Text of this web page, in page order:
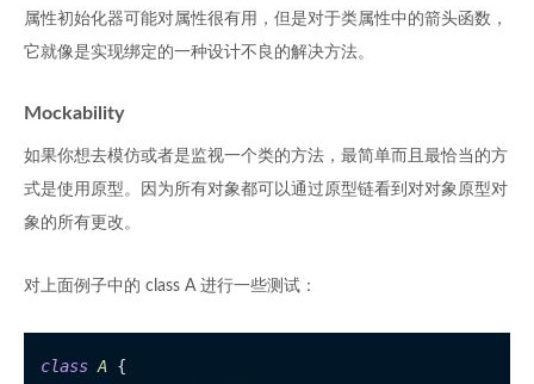
属性初始化器可能对属性很有用，但是对于类属性中的箭头函数，
它就像是实现绑定的一种设计不良的解决方法。
Mockability
如果你想去模仿或者是监视一个类的方法，最简单而且最恰当的方
式是使用原型。因为所有对象都可以通过原型链看到对对象原型对
象的所有更改。
对上面例子中的 class A 进行一些测试：
class A {